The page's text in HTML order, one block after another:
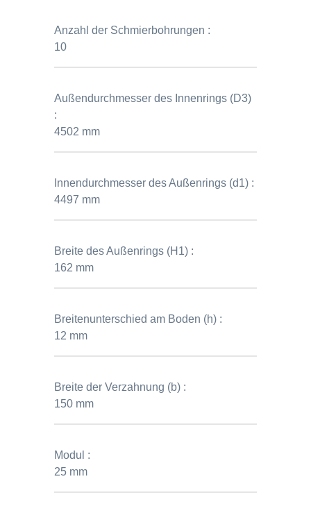
Anzahl der Schmierbohrungen :
10
Außendurchmesser des Innenrings (D3)
:
4502 mm
Innendurchmesser des Außenrings (d1) :
4497 mm
Breite des Außenrings (H1) :
162 mm
Breitenunterschied am Boden (h) :
12 mm
Breite der Verzahnung (b) :
150 mm
Modul :
25 mm